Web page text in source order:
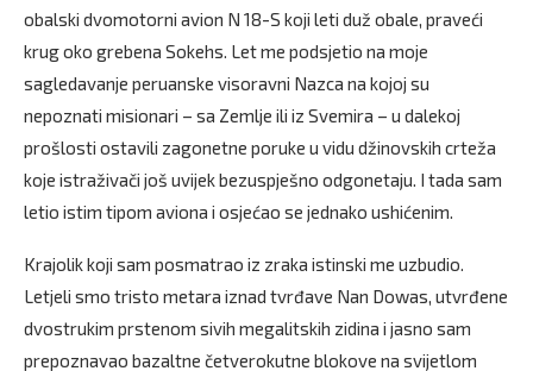
obalski dvomotorni avion N 18-S koji leti duž obale, praveći
krug oko grebena Sokehs. Let me podsjetio na moje
sagledavanje peruanske visoravni Nazca na kojoj su
nepoznati misionari – sa Zemlje ili iz Svemira – u dalekoj
prošlosti ostavili zagonetne poruke u vidu džinovskih crteža
koje istraživači još uvijek bezuspješno odgonetaju. I tada sam
letio istim tipom aviona i osjećao se jednako ushićenim.
Krajolik koji sam posmatrao iz zraka istinski me uzbudio.
Letjeli smo tristo metara iznad tvrđave Nan Dowas, utvrđene
dvostrukim prstenom sivih megalitskih zidina i jasno sam
prepoznavao bazaltne četverokutne blokove na svijetlom